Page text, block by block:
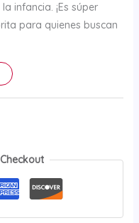
infancia. ¡Es súper
para quienes buscan